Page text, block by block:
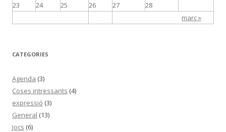
març »
23
24 25 26 27 28
CATEGORIES
Agenda (3)
Coses intressants (4)
expressió (3)
General (13)
Jocs (6)